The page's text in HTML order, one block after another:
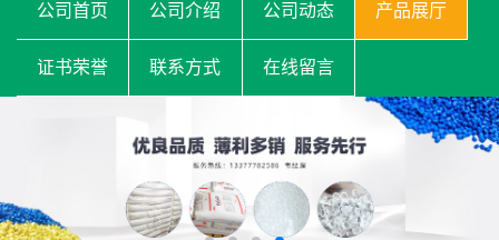
公司首页 公司介绍 公司动态 产品展厅
证书荣誉 联系方式 在线留言